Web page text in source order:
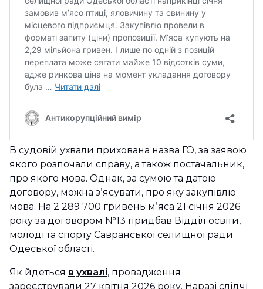
В судовій ухвали прихована назва ГО, за заявою
якого розпочали справу, а також постачальник,
про якого мова. Однак, за сумою та датою
договору, можна зʼясувати, про яку закупівлю
мова. На 2 289 700 гривень мʼяса 21 січня 2026
року за договором №13 придбав Відділ освіти,
молоді та спорту Савранської селищної ради
Одеської області.
Як йдеться в ухвалі, провадження
зареєстрували 27 квітня 2026 року. Наразі слідчі